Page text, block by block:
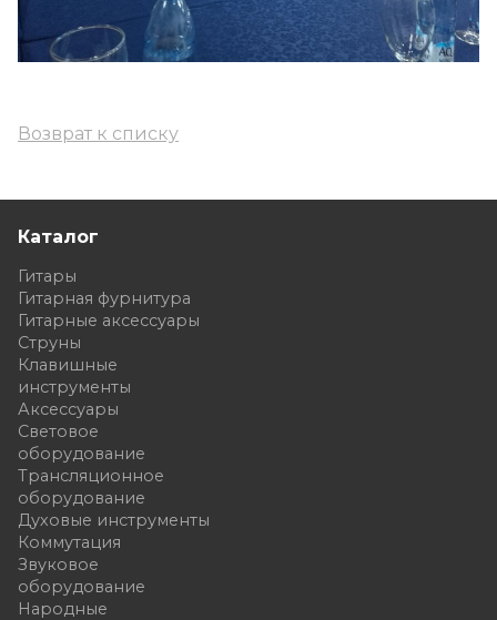
Возврат к списку
Каталог
Гитары
Гитарная фурнитура
Гитарные аксессуары
Струны
Клавишные
инструменты
Аксессуары
Световое
оборудование
Трансляционное
оборудование
Духовые инструменты
Коммутация
Звуковое
оборудование
Народные